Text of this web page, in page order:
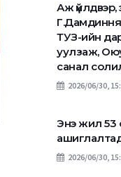
Спорт,
хонжворт
тухай
Аж
ТУЗ-ийн
уулзаж,
санал
2026/06/30,
Энэ жил 53
2026/06/30,